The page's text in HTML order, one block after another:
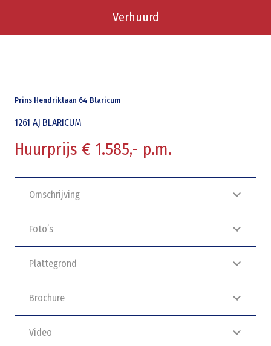
Verhuurd
Prins Hendriklaan 64 Blaricum
1261 AJ BLARICUM
Huurprijs € 1.585,- p.m.
Omschrijving
Foto’s
Plattegrond
Brochure
Video